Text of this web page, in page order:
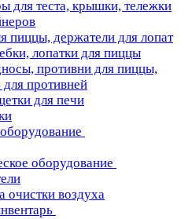
для теста, крышки, тележки
пиццы, держатели для лопат
лопатки для пиццы
противни для пиццы,
противней
для печи
оборудование
очистки воздуха